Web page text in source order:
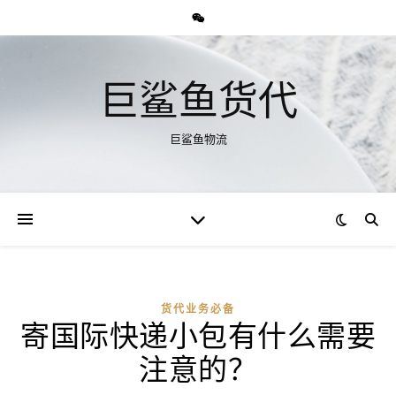
巨鲨鱼货代
巨鲨鱼物流
货代业务必备
寄国际快递小包有什么需要
注意的？